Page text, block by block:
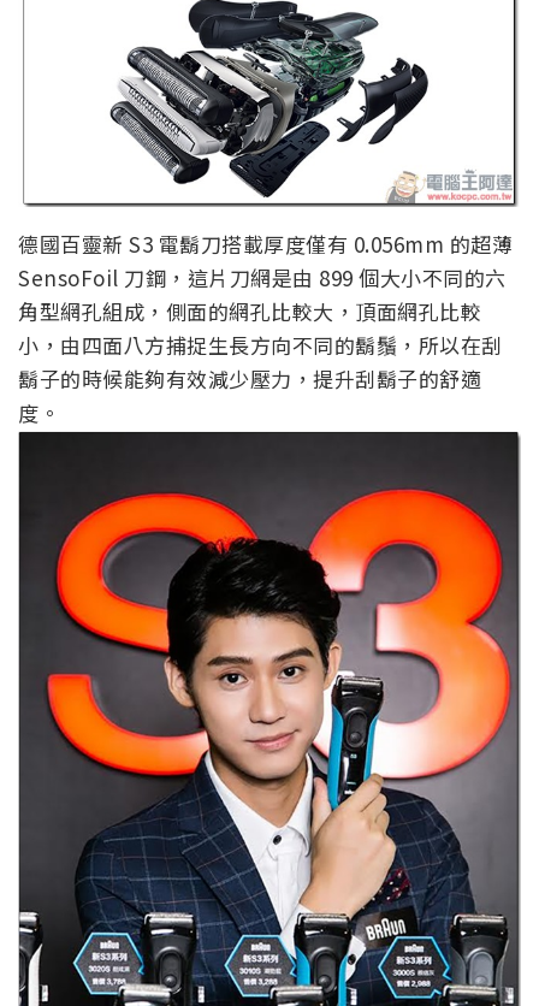
德國百靈新 S3 電鬍刀搭載厚度僅有 0.056mm 的超薄
SensoFoil 刀鋼，這片刀網是由 899 個大小不同的六
角型網孔組成，側面的網孔比較大，頂面網孔比較
小，由四面八方捕捉生長方向不同的鬍鬚，所以在刮
鬍子的時候能夠有效減少壓力，提升刮鬍子的舒適
度。